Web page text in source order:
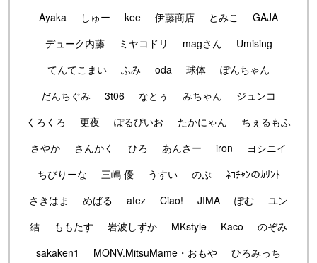
Ayaka
しゅー kee 伊藤商店 とみこ
GAJA
デューク内藤
ミヤコドリ magさん
Umising
てんてこまい
ふみ oda 球体
ぽんちゃん
だんちぐみ
3t06 なとぅ みちゃん
ジュンコ
くろくろ
更夜 ぽるぴいお たかにゃん
ちぇるもふ
さやか
さんかく ひろ あんさー iron
ヨシニイ
ちびりーな
三嶋 優 うすい のぶ
ﾈｺﾁｬﾝのｶﾘﾝﾄ
さきはま
めばる atez Ciao! JIMA ぽむ
ユン
結
ももたす 岩波しずか MKstyle Kaco
のぞみ
sakaken1
MONV.MitsuMame・おもや
ひろみっち